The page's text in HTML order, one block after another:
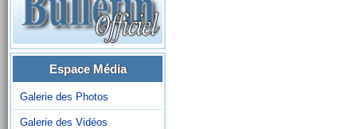
Espace Média
Galerie des Photos
Galerie des Vidéos